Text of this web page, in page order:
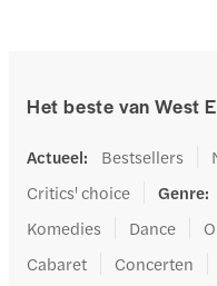
Het beste van West
Actueel: Bestsellers
Critics' choice
Genre:
Komedies
Dance
Cabaret
Concerten